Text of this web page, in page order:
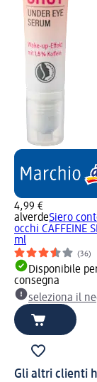
4,99 €
alverdeSiero
occhi CAFFEINE
ml
(36)
Disponibile
consegna
seleziona il
Gli altri clienti